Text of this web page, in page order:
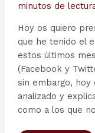
minutos de
Hoy os quiero
que he tenido el
estos últimos
(Facebook y
sin embargo, hoy
analizado y
como a los que